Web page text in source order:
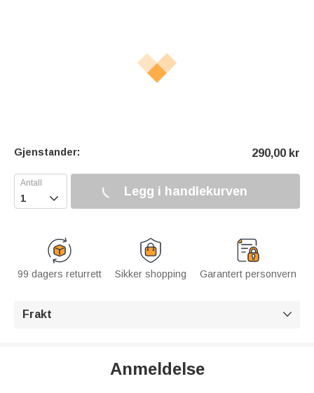
Gjenstander: 290,00 kr
 Legg i handlekurven
99 dagers returrett Sikker shopping Garantert personvern
Frakt 
Anmeldelse